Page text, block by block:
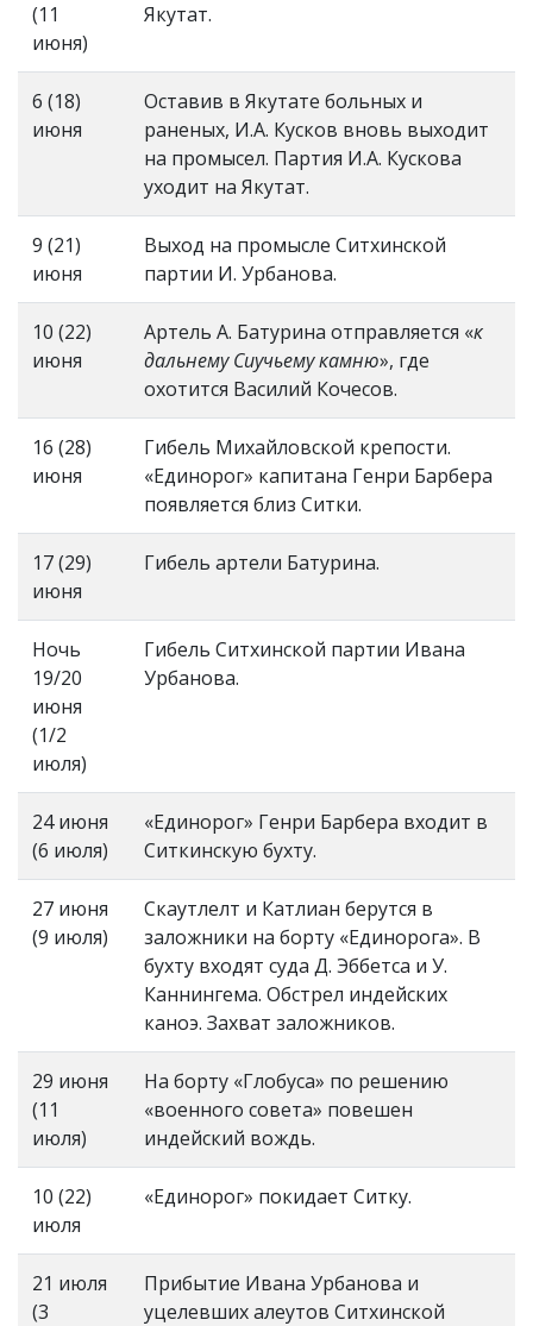
(11
июня)
Якутат.
6 (18)
июня
Оставив в Якутате больных и
раненых, И.А. Кусков вновь выходит
на промысел. Партия И.А. Кускова
уходит на Якутат.
9 (21)
июня
Выход на промысле Ситхинской
партии И. Урбанова.
10 (22)
июня
Артель А. Батурина отправляется «к
дальнему Сиучьему камню», где
охотится Василий Кочесов.
16 (28)
июня
Гибель Михайловской крепости.
«Единорог» капитана Генри Барбера
появляется близ Ситки.
17 (29)
июня
Гибель артели Батурина.
Ночь
19/20
июня
(1/2
июля)
Гибель Ситхинской партии Ивана
Урбанова.
24 июня
(6 июля)
«Единорог» Генри Барбера входит в
Ситкинскую бухту.
27 июня
(9 июля)
Скаутлелт и Катлиан берутся в
заложники на борту «Единорога». В
бухту входят суда Д. Эббетса и У.
Каннингема. Обстрел индейских
каноэ. Захват заложников.
29 июня
(11
июля)
На борту «Глобуса» по решению
«военного совета» повешен
индейский вождь.
10 (22)
июля
«Единорог» покидает Ситку.
21 июля
(3
Прибытие Ивана Урбанова и
уцелевших алеутов Ситхинской